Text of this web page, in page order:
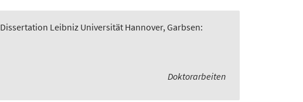
Dissertation Leibniz Universität Hannover, Garbsen:
Doktorarbeiten